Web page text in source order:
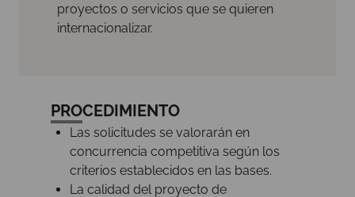
proyectos o servicios que se quieren
internacionalizar.
PROCEDIMIENTO
Las solicitudes se valorarán en
concurrencia competitiva según los
criterios establecidos en las bases.
La calidad del proyecto de